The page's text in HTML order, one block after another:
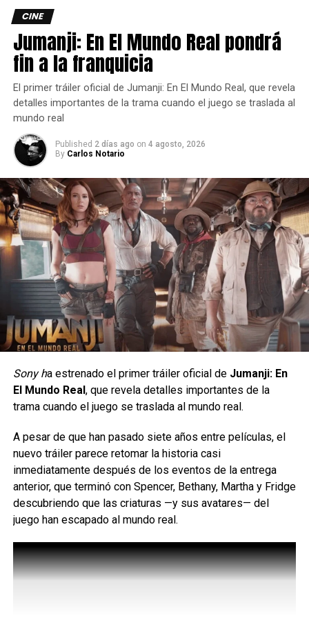
El mito tradicional de las
maldiciones, con un
dramático giro.
La Maldición de Sayuri nos presenta a la familia Kamiki
quien ha logrado su meta de adquirir una casa de ensueño,
pero poco a poco se darán cuenta que hay algo maligno en
CINE
Jumanji: En El Mundo Real pondrá
fin a la franquicia
El primer tráiler oficial de Jumanji: En El Mundo Real, que revela
detalles importantes de la trama cuando el juego se traslada al
mundo real
Published 2 días ago on 4 agosto, 2026
By Carlos Notario
Sony ha estrenado el primer tráiler oficial de Jumanji: En
El Mundo Real, que revela detalles importantes de la
trama cuando el juego se traslada al mundo real.
A pesar de que han pasado siete años entre películas, el
nuevo tráiler parece retomar la historia casi
inmediatamente después de los eventos de la entrega
anterior, que terminó con Spencer, Bethany, Martha y Fridge
descubriendo que las criaturas —y sus avatares— del
juego han escapado al mundo real.